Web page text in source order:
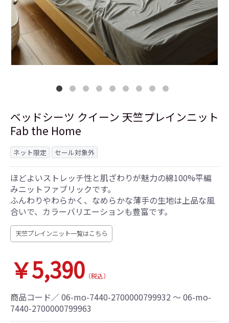
ベッドシーツ クイーン 天竺プレインニット
Fab the Home
ネット限定 セール対象外
ほどよいストレッチ性と肌ざわりが魅力の綿100%平編
みニットファブリックです。
ふんわりやわらかく、なめらかな薄手の生地は上品な風
合いで、カラーバリエーションも豊富です。
天竺プレインニット一覧はこちら
￥5,390 （税込）
商品コード／ 06-mo-7440-2700000799932 ～ 06-mo-
7440-2700000799963